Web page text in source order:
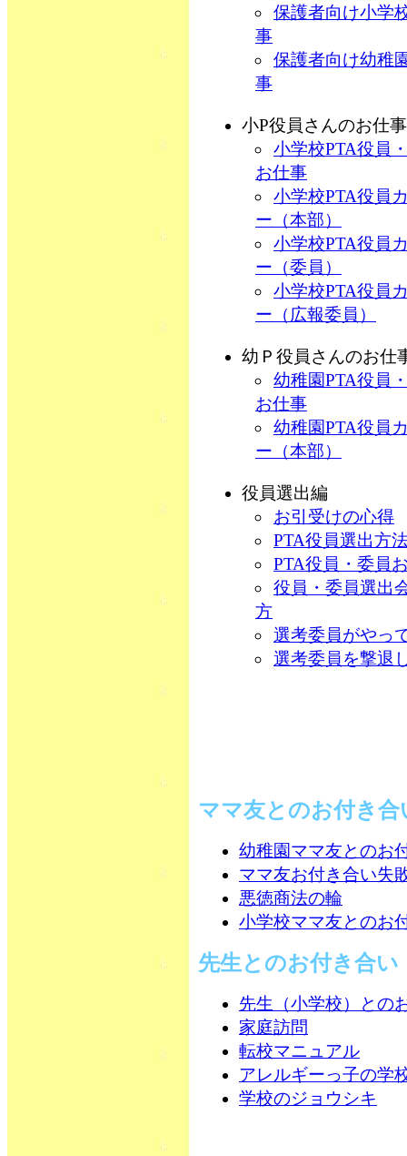
保護者向け小学
事
保護者向け幼稚
事
小P役員さんのお仕事
小学校PTA役員
お仕事
小学校PTA役員
ー（本部）
小学校PTA役員
ー（委員）
小学校PTA役員
ー（広報委員）
幼Ｐ役員さんのお仕
幼稚園PTA役員
お仕事
幼稚園PTA役員
ー（本部）
役員選出編
お引受けの心得
PTA役員選出方
PTA役員・委員
役員・委員選出
方
選考委員がやっ
選考委員を撃退
ママ友とのお付き合
幼稚園ママ友とのお
ママ友お付き合い失
悪徳商法の輪
小学校ママ友とのお
先生とのお付き合い
先生（小学校）との
家庭訪問
転校マニュアル
アレルギーっ子の学
学校のジョウシキ